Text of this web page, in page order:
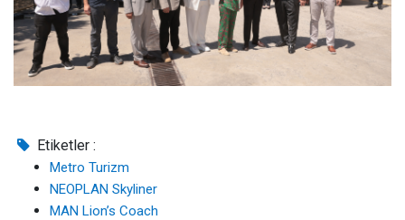
Etiketler :
Metro Turizm
NEOPLAN Skyliner
MAN Lion’s Coach